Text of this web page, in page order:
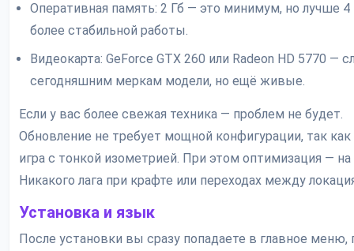
Оперативная память: 2 Гб — это минимум, но лучше 4
более стабильной работы.
Видеокарта: GeForce GTX 260 или Radeon HD 5770 —
сегодняшним меркам модели, но ещё живые.
Если у вас более свежая техника — проблем не будет.
Обновление не требует мощной конфигурации, так как
игра с тонкой изометрией. При этом оптимизация — на
Никакого лага при крафте или переходах между
Установка и язык
После установки вы сразу попадаете в главное меню,